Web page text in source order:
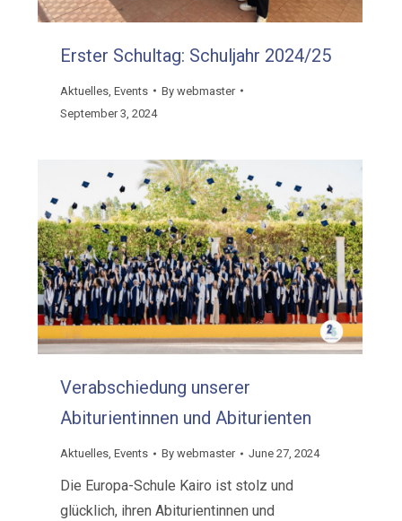
Erster Schultag: Schuljahr 2024/25
Aktuelles ,Events Bywebmaster
September 3, 2024
Verabschiedung unserer
Abiturientinnen und Abiturienten
Aktuelles,Events Bywebmaster June 27, 2024
Die Europa-Schule Kairo ist stolz und
glücklich, ihren Abiturientinnen und